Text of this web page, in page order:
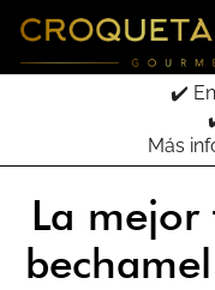
✔️
Más
La